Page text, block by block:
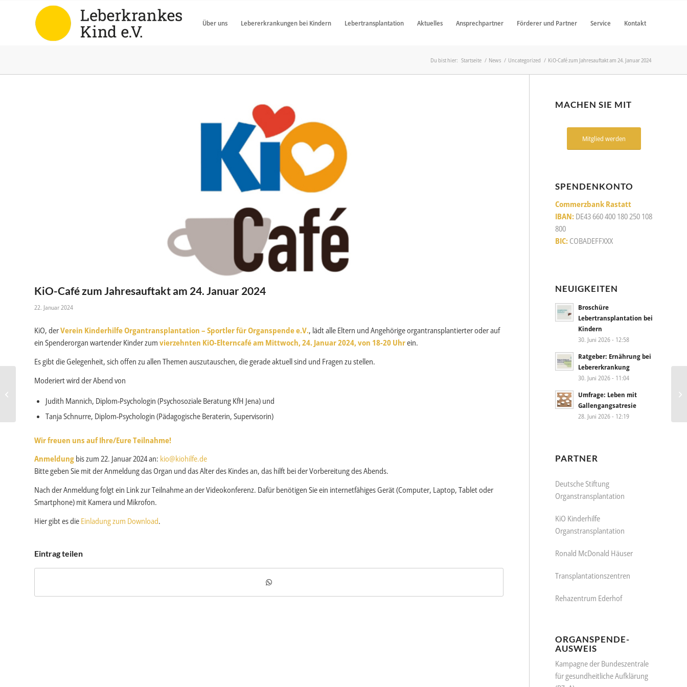
Über uns Lebererkrankungen bei Kindern Lebertransplantation Aktuelles Ansprechpartner Förderer und Partner Service Kontakt
Du bist hier: Startseite / News / Uncategorized / KiO-Café zum Jahresauftakt am 24. Januar 2024
KiO-Café zum Jahresauftakt am 24. Januar 2024
22. Januar 2024
KiO, derVerein Kinderhilfe Organtransplantation – Sportler für Organspende e.V., lädt alle Eltern und Angehörige organtransplantierter oder auf
ein Spenderorgan wartender Kinder zum vierzehnten KiO-Elterncafé am Mittwoch, 24. Januar 2024, von 18-20 Uhrein.
Es gibt die Gelegenheit, sich offen zu allen Themen auszutauschen, die gerade aktuell sind und Fragen zu stellen.
Moderiert wird der Abend von
Judith Mannich, Diplom-Psychologin (Psychosoziale Beratung KfH Jena) und
Tanja Schnurre, Diplom-Psychologin (Pädagogische Beraterin, Supervisorin)
Wir freuen uns auf Ihre/Eure Teilnahme!
Anmeldung bis zum 22. Januar 2024 an: kio@kiohilfe.de
Bitte geben Sie mit der Anmeldung das Organ und das Alter des Kindes an, das hilft bei der Vorbereitung des Abends.
Nach der Anmeldung folgt ein Link zur Teilnahme an der Videokonferenz. Dafür benötigen Sie ein internetfähiges Gerät (Computer, Laptop, Tablet oder
Smartphone) mit Kamera und Mikrofon.
Hier gibt es die Einladung zum Download.
Eintrag teilen
MACHEN SIE MIT
Mitglied werden
SPENDENKONTO
Commerzbank Rastatt
IBAN: DE43 660 400 180 250 108
800
BIC: COBADEFFXXX
NEUIGKEITEN
Broschüre
Lebertransplantation bei
Kindern
30. Juni 2026 - 12:58
Ratgeber: Ernährung bei
Lebererkrankung
30. Juni 2026 - 11:04
Umfrage: Leben mit
Gallengangsatresie
28. Juni 2026 - 12:19
PARTNER
Deutsche Stiftung
Organstransplantation
KiO Kinderhilfe
Organstransplantation
Ronald McDonald Häuser
Transplantationszentren
Rehazentrum Ederhof
ORGANSPENDE-
AUSWEIS
Kampagne der Bundeszentrale
für gesundheitliche Aufklärung
Vorweihnachtlicher
14. Dezember 2023